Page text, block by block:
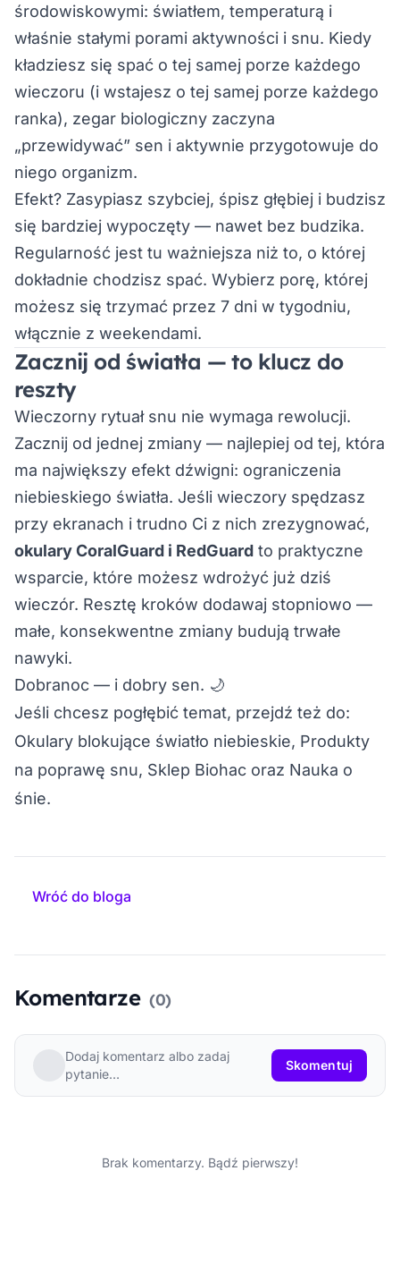
środowiskowymi: światłem, temperaturą i
właśnie stałymi porami aktywności i snu. Kiedy
kładziesz się spać o tej samej porze każdego
wieczoru (i wstajesz o tej samej porze każdego
ranka), zegar biologiczny zaczyna
„przewidywać” sen i aktywnie przygotowuje do
niego organizm.
Efekt? Zasypiasz szybciej, śpisz głębiej i budzisz
się bardziej wypoczęty — nawet bez budzika.
Regularność jest tu ważniejsza niż to, o której
dokładnie chodzisz spać. Wybierz porę, której
możesz się trzymać przez 7 dni w tygodniu,
włącznie z weekendami.
Zacznij od światła — to klucz do
reszty
Wieczorny rytuał snu nie wymaga rewolucji.
Zacznij od jednej zmiany — najlepiej od tej, która
ma największy efekt dźwigni: ograniczenia
niebieskiego światła. Jeśli wieczory spędzasz
przy ekranach i trudno Ci z nich zrezygnować,
okulary CoralGuard i RedGuard to praktyczne
wsparcie, które możesz wdrożyć już dziś
wieczór. Resztę kroków dodawaj stopniowo —
małe, konsekwentne zmiany budują trwałe
nawyki.
Dobranoc — i dobry sen. 🌙
Jeśli chcesz pogłębić temat, przejdź też do:
Okulary blokujące światło niebieskie, Produkty
na poprawę snu, Sklep Biohac oraz Nauka o
śnie.
Wróć do bloga
Komentarze (0)
Dodaj komentarz albo zadaj
pytanie…
Skomentuj
Brak komentarzy. Bądź pierwszy!